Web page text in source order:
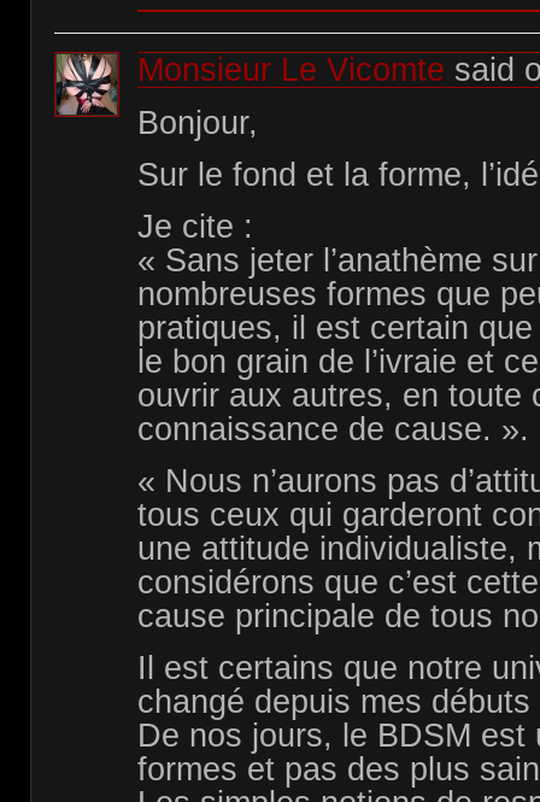
Monsieur Le Vicomte said
Bonjour,
Sur le fond et la forme,
Je cite :
« Sans jeter l’anathème
nombreuses formes que
pratiques, il est certain
le bon grain de l’ivraie et
ouvrir aux autres, en toute
connaissance de cause. ».
« Nous n’aurons pas
tous ceux qui garderont
une attitude individualiste,
considérons que c’est
cause principale de tous
Il est certains que notre
changé depuis mes
De nos jours, le BDSM
formes et pas des plus